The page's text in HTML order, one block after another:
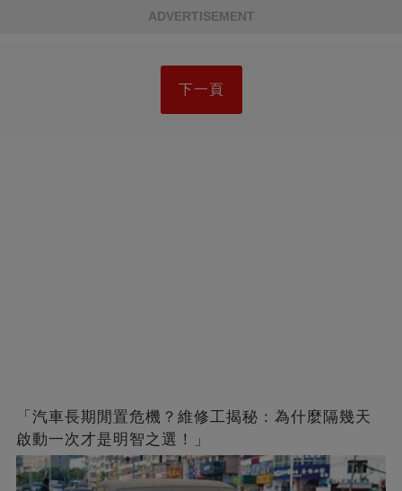
ADVERTISEMENT
下一頁
「汽車長期閒置危機？維修工揭秘：為什麼隔幾天
啟動一次才是明智之選！」